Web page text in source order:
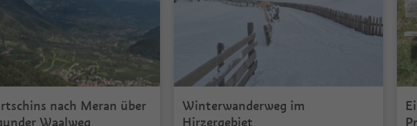
1/6
nach Meran über
Waalweg
1/4
Winterwanderweg im
Hirzergebiet